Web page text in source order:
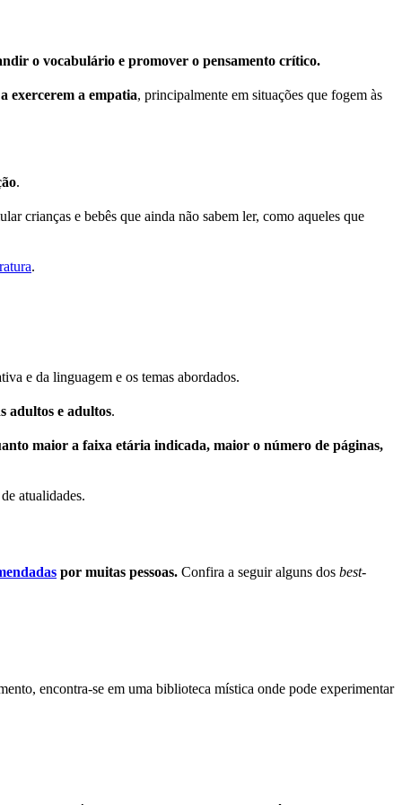
o vocabulário e promover o pensamento crítico.
exercerem a empatia, principalmente em situações que fogem às
.
crianças e bebês que ainda não sabem ler, como aqueles que
.
e da linguagem e os temas abordados.
adultos e adultos.
maior a faixa etária indicada, maior o número de páginas,
atualidades.
por muitas pessoas. Confira a seguir alguns dos best-
encontra-se em uma biblioteca mística onde pode experimentar